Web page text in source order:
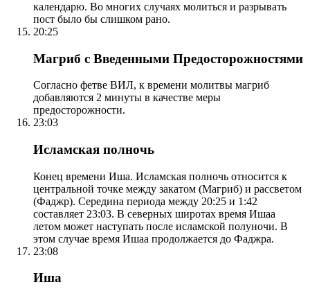
календарю. Во многих случаях молиться и разрывать
пост было бы слишком рано.
20:25
Магриб с Введенными Предосторожностями
Согласно фетве ВИЛ, к времени молитвы магриб
добавляются 2 минуты в качестве меры
предосторожности.
23:03
Исламская полночь
Конец времени Иша. Исламская полночь относится к
центральной точке между закатом (Магриб) и рассветом
(Фаджр). Середина периода между 20:25 и 1:42
составляет 23:03. В северных широтах время Ишаа
летом может наступать после исламской полуночи. В
этом случае время Ишаа продолжается до Фаджра.
23:08
Иша